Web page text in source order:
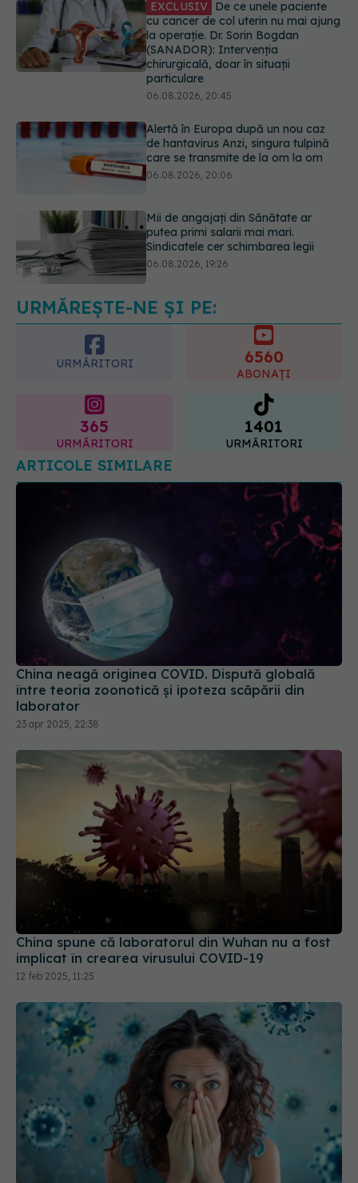
Alertă în Europa după un nou caz
de hantavirus Anzi, singura tulpină
care se transmite de la om la om
06.08.2026, 20:06
putea primi salarii mai mari.
Sindicatele cer schimbarea legii
06.08.2026, 19:26
care pot fi tratate fără operație. Dr.
Sorin Bogdan (SANADOR): Chirurgia
este indicată doar punctual, pentru
anumite categorii de paciente
EXCLUSIV Brahiterapie vs
radioterapie externă în cancerul
ginecologic. Dr. Sorin Bogdan
(SANADOR) explică diferența și
cum acționează tratamentul
URMĂREȘTE-NE ȘI PE:
URMĂRITORI 6560
ABONAȚI
365
URMĂRITORI
1401
URMĂRITORI
ARTICOLE SIMILARE
China neagă originea COVID. Dispută globală
între teoria zoonotică și ipoteza scăpării din
laborator
23 apr 2025, 22:38
China spune că laboratorul din Wuhan nu a fost
implicat în crearea virusului COVID-19
12 feb 2025, 11:25